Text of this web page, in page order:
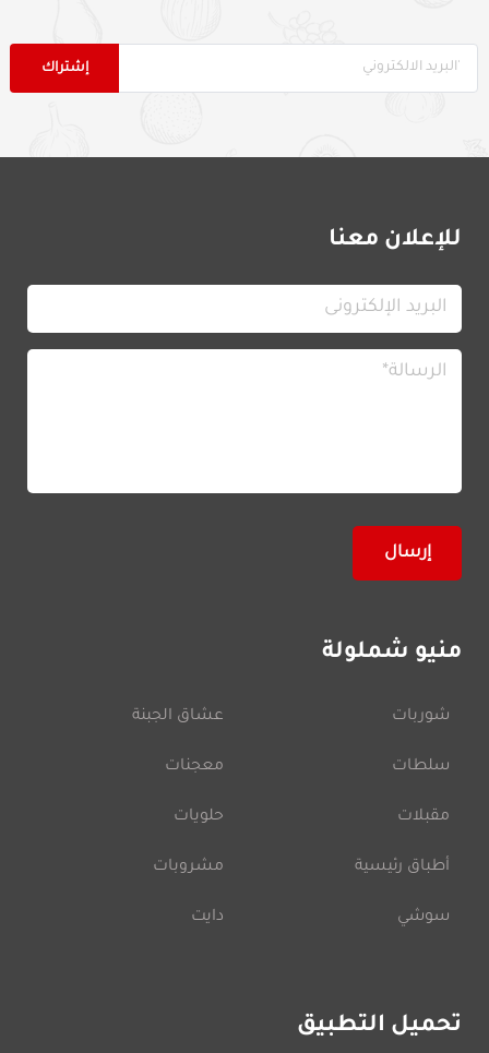
للإعلان معنا
منيو شملولة
شوربات
سلطات
مقبلات
أطباق رئيسية
سوشي
عشاق الجبنة
معجنات
حلويات
مشروبات
دايت
تحميل التطبيق